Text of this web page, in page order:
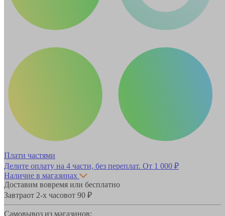
Плати частями
Делите оплату на 4 части, без переплат. От 1 000 ₽
Наличие в магазинах
Доставим вовремя или бесплатно
Завтраот 2-х часовот 90 ₽
Самовывоз из магазинов: